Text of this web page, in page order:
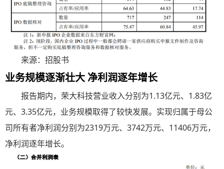
来源：招股书
业务规模逐渐壮大 净利润逐年增长
报告期内，荣大科技营业收入分别为1.13亿元、1.83亿
元、3.35亿元，业务规模取得了较快发展。实现归属于母公
司所有者净利润分别为2319万元、3742万元、11406万元，
净利润逐年增长。